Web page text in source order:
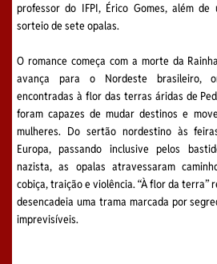
professor do IFPI, Érico Gomes, além de
sorteio de sete opalas.
O romance começa com a morte da
avança para o Nordeste brasileiro,
encontradas à flor das terras áridas de
foram capazes de mudar destinos e
mulheres. Do sertão nordestino às
Europa, passando inclusive pelos
nazista, as opalas atravessaram
cobiça, traição e violência. “À flor da terra”
desencadeia uma trama marcada por
imprevisíveis.